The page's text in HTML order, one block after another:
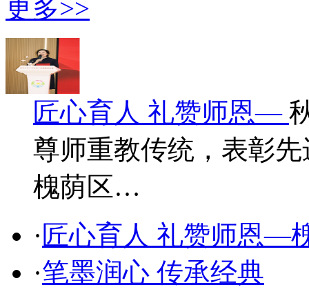
更多>>
匠心育人 礼赞师恩—
尊师重教传统，表彰
槐荫区…
· 匠心育人 礼赞师恩—
·笔墨润心 传承经典